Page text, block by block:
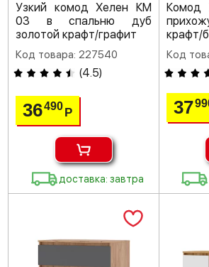
Узкий комод Хелен КМ
03 в спальню дуб
золотой крафт/графит
Код товара: 227540
(4.5)
36490Р
доставка: завтра
крафт/
Код
37